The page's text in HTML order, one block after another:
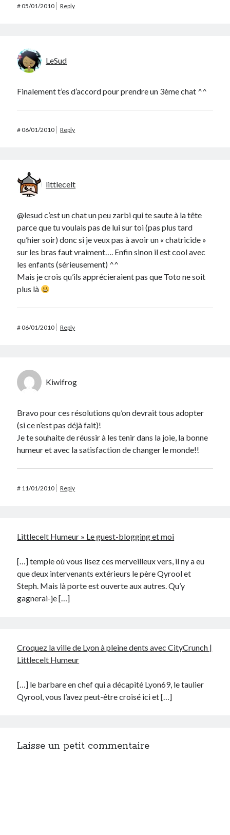
#05/01/2010 Reply
LeSud
Finalement t’es d’accord pour prendre un 3ème chat ^^
#06/01/2010 Reply
littlecelt
@lesud c’est un chat un peu zarbi qui te saute à la tête
parce que tu voulais pas de lui sur toi (pas plus tard
qu’hier soir) donc si je veux pas à avoir un « chatricide »
sur les bras faut vraiment…. Enfin sinon il est cool avec
les enfants (sérieusement) ^^
Mais je crois qu’ils apprécieraient pas que Toto ne soit
plus là
#06/01/2010 Reply
Kiwifrog
Bravo pour ces résolutions qu’on devrait tous adopter
(si ce n’est pas déjà fait)!
Je te souhaite de réussir à les tenir dans la joie, la bonne
humeur et avec la satisfaction de changer le monde!!
# 11/01/2010 Reply
Littlecelt Humeur » Le guest-blogging et moi
[…] temple où vous lisez ces merveilleux vers, il ny a eu
que deux intervenants extérieurs le père Qyrool et
Steph. Mais là porte est ouverte aux autres. Qu’y
gagnerai-je […]
Croquez la ville de Lyon à pleine dents avec CityCrunch |
Littlecelt Humeur
[…] le barbare en chef qui a décapité Lyon69, le taulier
Qyrool, vous l’avez peut-être croisé ici et […]
Laisse un petit commentaire